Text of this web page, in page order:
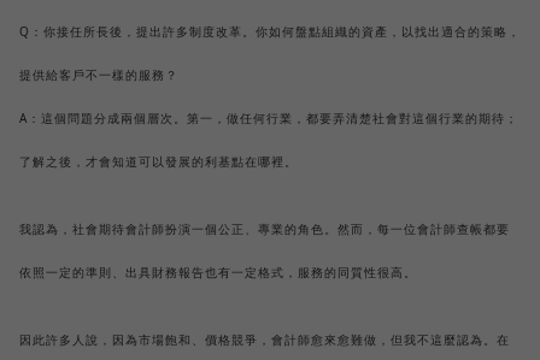
Q：你接任所長後，提出許多制度改革。你如何盤點組織的資產，以找出適合的策略，
提供給客戶不一樣的服務？
A：這個問題分成兩個層次。第一，做任何行業，都要弄清楚社會對這個行業的期待；
了解之後，才會知道可以發展的利基點在哪裡。
我認為，社會期待會計師扮演一個公正、專業的角色。然而，每一位會計師查帳都要
依照一定的準則、出具財務報告也有一定格式，服務的同質性很高。
因此許多人說，因為市場飽和、價格競爭，會計師愈來愈難做，但我不這麼認為。在